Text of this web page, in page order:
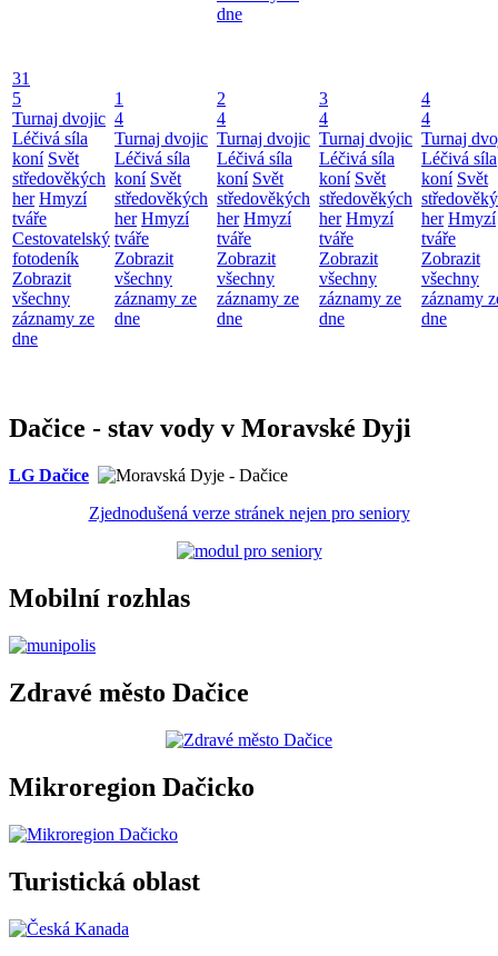
dne
31
5
Turnaj dvojic
Léčivá síla
koní Svět
středověkých
her Hmyzí
tváře
Cestovatelský
fotodeník
Zobrazit
všechny
záznamy ze
dne
1
4
Turnaj dvojic
Léčivá síla
koní Svět
středověkých
her Hmyzí
tváře
Zobrazit
všechny
záznamy ze
dne
2
4
Turnaj dvojic
Léčivá síla
koní Svět
středověkých
her Hmyzí
tváře
Zobrazit
všechny
záznamy ze
dne
3
4
Turnaj dvojic
Léčivá síla
koní Svět
středověkých
her Hmyzí
tváře
Zobrazit
všechny
záznamy ze
dne
4
4
Turnaj
Léčivá síla
koní Svět
her Hmyzí
tváře
Zobrazit
všechny
záznamy
dne
Dačice - stav vody v Moravské Dyji
LG Dačice
Zjednodušená verze stránek nejen pro seniory
Mobilní rozhlas
Zdravé město Dačice
Mikroregion Dačicko
Turistická oblast